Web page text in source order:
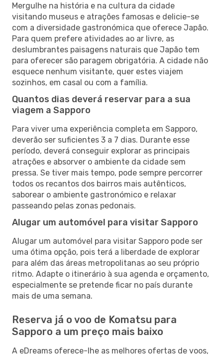
Mergulhe na história e na cultura da cidade
visitando museus e atrações famosas e delicie-se
com a diversidade gastronómica que oferece Japão.
Para quem prefere atividades ao ar livre, as
deslumbrantes paisagens naturais que Japão tem
para oferecer são paragem obrigatória. A cidade não
esquece nenhum visitante, quer estes viajem
sozinhos, em casal ou com a família.
Quantos dias deverá reservar para a sua
viagem a Sapporo
Para viver uma experiência completa em Sapporo,
deverão ser suficientes 3 a 7 dias. Durante esse
período, deverá conseguir explorar as principais
atrações e absorver o ambiente da cidade sem
pressa. Se tiver mais tempo, pode sempre percorrer
todos os recantos dos bairros mais autênticos,
saborear o ambiente gastronómico e relaxar
passeando pelas zonas pedonais.
Alugar um automóvel para visitar Sapporo
Alugar um automóvel para visitar Sapporo pode ser
uma ótima opção, pois terá a liberdade de explorar
para além das áreas metropolitanas ao seu próprio
ritmo. Adapte o itinerário à sua agenda e orçamento,
especialmente se pretende ficar no país durante
mais de uma semana.
Reserva já o voo de Komatsu para
Sapporo a um preço mais baixo
A eDreams oferece-lhe as melhores ofertas de voos,